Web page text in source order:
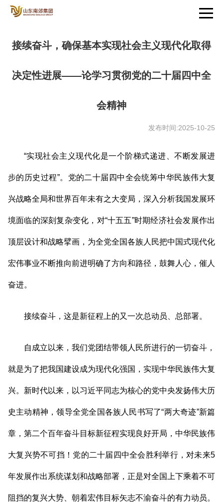
接续奋斗，确保基本实现社会主义现代化取得
决定性进展——论学习贯彻党的二十届四中全
会精神
发布时间:2025-10-25
“实现社会主义现代化是一个阶梯式递进、不断发展进
步的历史过程”。党的二十届四中全会统筹中华民族伟大复
兴战略全局和世界百年未有之大变局，深入分析我国发展环
境面临的深刻复杂变化，对“十五五”时期经济社会发展作出
顶层设计和战略擘画，为全党全国各族人民把中国式现代化
宏伟事业不断推向前进明确了方向和路径，鼓舞人心，催人
奋进。
接续奋斗，这是新征程上的又一次总动员、总部署。
自成立以来，我们党团结带领人民所进行的一切奋斗，
就是为了把我国建设成为现代化强国，实现中华民族伟大复
兴。新时代以来，以习近平同志为核心的党中央发扬伟大历
史主动精神，领导全党全国各族人民书写了“两大奇迹”新篇
章，第二个百年奋斗目标新征程实现良好开局，中华民族伟
大复兴势不可挡！党的二十届四中全会胜利举行，对未来5
年发展作出系统谋划和战略部署，正是对全国上下乘着不可
阻挡的复兴大势、朝着宏伟目标矢志不渝奋斗的有力动员。